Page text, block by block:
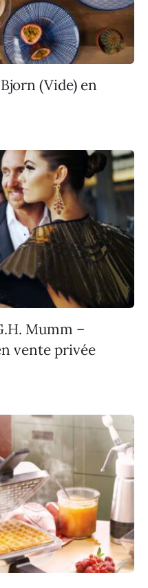
(Vide) en
Mumm –
vente privée